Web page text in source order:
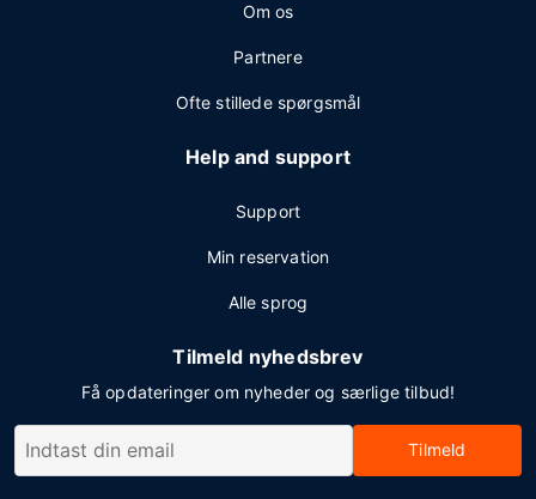
Om os
Partnere
Ofte stillede spørgsmål
Help and support
Support
Min reservation
Alle sprog
Tilmeld nyhedsbrev
Få opdateringer om nyheder og særlige tilbud!
Tilmeld